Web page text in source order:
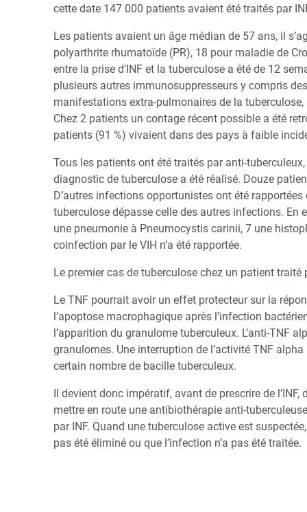
cette date 147 000 patients avaient été traités par
Les patients avaient un âge médian de 57 ans, il
polyarthrite rhumatoïde (PR), 18 pour maladie de
entre la prise d’INF et la tuberculose a été de 12
plusieurs autres immunosuppresseurs y compris
manifestations extra-pulmonaires de la
Chez 2 patients un contage récent possible a été
patients (91 %) vivaient dans des pays à faible
Tous les patients ont été traités par anti-
diagnostic de tuberculose a été réalisé. Douze
D’autres infections opportunistes ont été
tuberculose dépasse celle des autres infections.
une pneumonie à Pneumocystis carinii, 7 une
coinfection par le VIH n’a été rapportée.
Le premier cas de tuberculose chez un patient traité
Le TNF pourrait avoir un effet protecteur sur la
l’apoptose macrophagique après l’infection
l’apparition du granulome tuberculeux. L’anti-TNF
granulomes. Une interruption de l’activité TNF
certain nombre de bacille tuberculeux.
Il devient donc impératif, avant de prescrire de
mettre en route une antibiothérapie anti-
par INF. Quand une tuberculose active est
pas été éliminé ou que l’infection n’a pas été traitée.